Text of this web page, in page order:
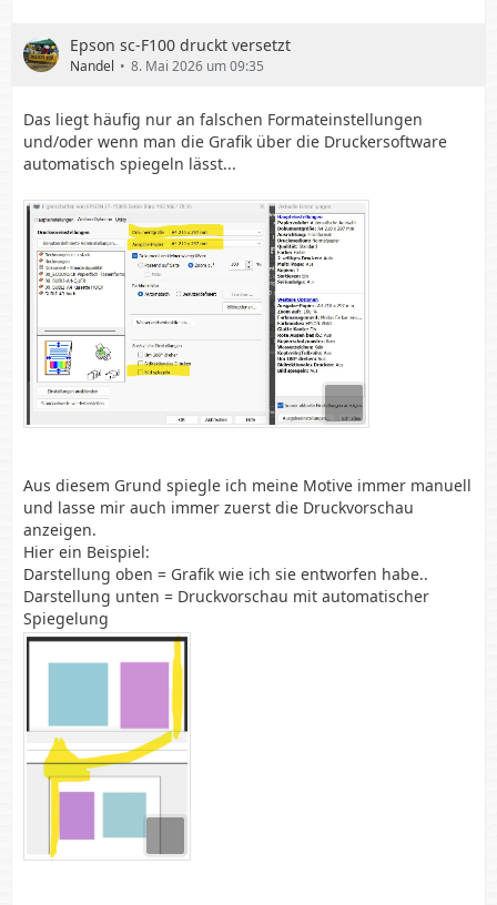
Epson sc-F100 druckt versetzt
Nandel 8. Mai 2026 um 09:35
Das liegt häufig nur an falschen Formateinstellungen
und/oder wenn man die Grafik über die Druckersoftware
automatisch spiegeln lässt...
Aus diesem Grund spiegle ich meine Motive immer manuell
und lasse mir auch immer zuerst die Druckvorschau
anzeigen.
Hier ein Beispiel:
Darstellung oben = Grafik wie ich sie entworfen habe..
Darstellung unten = Druckvorschau mit automatischer
Spiegelung